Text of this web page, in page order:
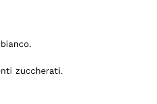
zuccherati.